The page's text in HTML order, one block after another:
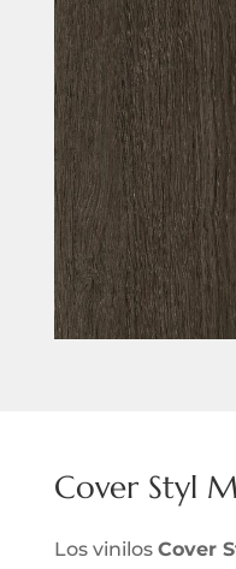
Cover Styl
Los vinilos Cover